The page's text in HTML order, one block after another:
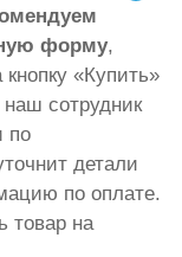
форму,
«Купить»
наш сотрудник
по
детали
по оплате.
товар на